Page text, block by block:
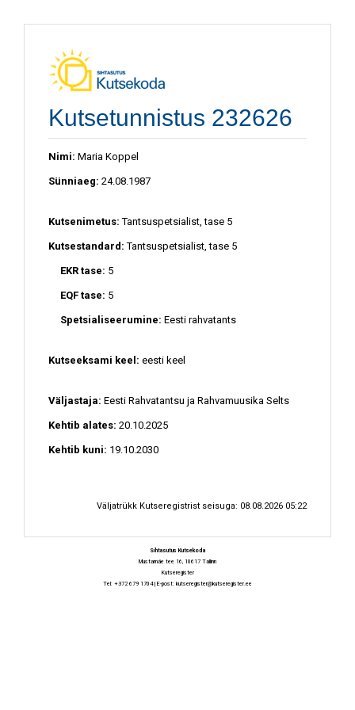
Kutsetunnistus 232626
Nimi: Maria Koppel
Sünniaeg: 24.08.1987
Kutsenimetus:Tantsuspetsialist, tase 5
Kutsestandard:Tantsuspetsialist, tase 5
EKR tase: 5
EQF tase: 5
Spetsialiseerumine: Eesti rahvatants
Kutseeksami keel: eesti keel
Väljastaja: Eesti Rahvatantsu ja Rahvamuusika Selts
Kehtib alates: 20.10.2025
Kehtib kuni: 19.10.2030
Väljatrükk Kutseregistrist seisuga: 08.08.2026 05:22
Sihtasutus Kutsekoda
Mustamäe tee 16, 10617 Tallinn
Kutseregister
Tel: +372 679 1704 | E-post: kutseregister@kutseregister.ee